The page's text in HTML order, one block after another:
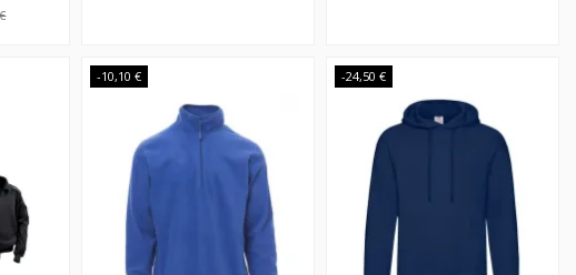
-10,10 € -24,50 €